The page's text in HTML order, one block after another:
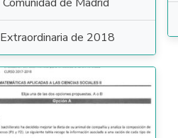
Extraordinaria de 2018